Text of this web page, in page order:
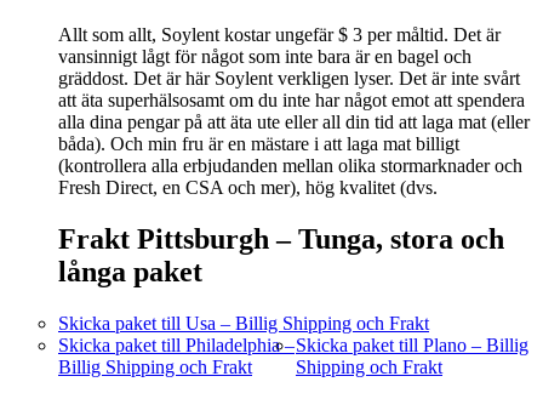
Allt som allt, Soylent kostar ungefär $ 3 per måltid. Det är
vansinnigt lågt för något som inte bara är en bagel och
gräddost. Det är här Soylent verkligen lyser. Det är inte svårt
att äta superhälsosamt om du inte har något emot att spendera
alla dina pengar på att äta ute eller all din tid att laga mat (eller
båda). Och min fru är en mästare i att laga mat billigt
(kontrollera alla erbjudanden mellan olika stormarknader och
Fresh Direct, en CSA och mer), hög kvalitet (dvs.
Frakt Pittsburgh –Tunga, stora och
långa paket
Skicka paket till Usa – Billig Shipping och Frakt
Skicka paket till Philadelphia –
Billig Shipping och Frakt
Skicka paket till Plano – Billig
Shipping och Frakt